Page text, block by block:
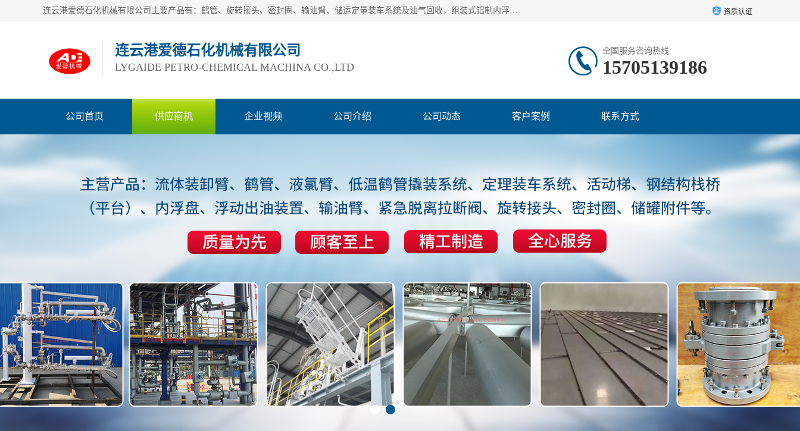
连云港爱德石化机械有限公司主要产品有：鹤管、旋转接头、密封圈、输油臂、储运定量装车系统及油气回收，组装式铝制内浮盘及油罐附件、钢结构栈桥/平台、活动梯、紧急脱离拉断阀等。完备的制造和检测手段以及高素质的员工确保了产品的质量。 资质认证
连云港爱德石化机械有限公司
LYGAIDE PETRO-CHEMICAL MACHINA CO.,LTD
全国服务咨询热线:
15705139186
公司首页 供应商机 企业视频 公司介绍 公司动态 客户案例 联系方式